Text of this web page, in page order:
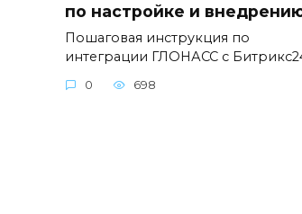
по настройке и
Пошаговая инструкция по
интеграции ГЛОНАСС с
0 698